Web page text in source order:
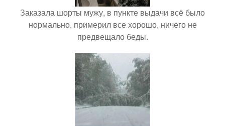
Заказала шорты мужу, в пункте выдачи всё было
нормально, примерил все хорошо, ничего не
предвещало беды.